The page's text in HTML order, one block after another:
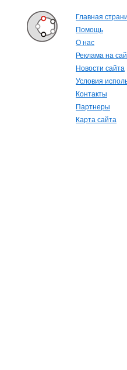
Главная
Помощь
О нас
Реклама на
Новости сайта
Условия
Контакты
Партнеры
Карта сайта